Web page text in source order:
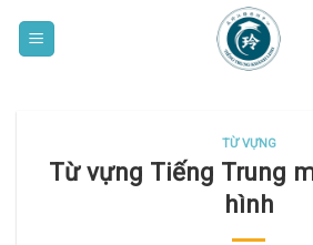
TỪ VỰNG
Từ vựng Tiếng Trung
hình